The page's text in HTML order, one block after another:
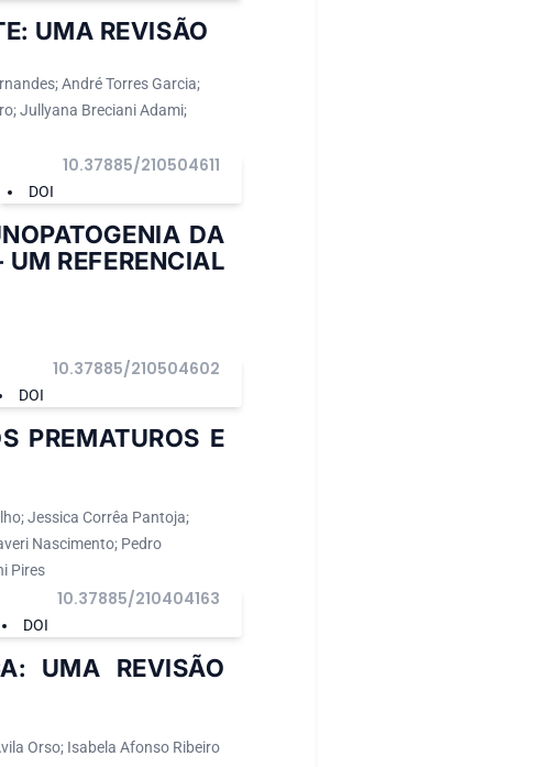
UMA REVISÃO
André Torres Garcia;
Jullyana Breciani Adami;
DOI
10.37885/210504611
DA
REFERENCIAL
DOI
10.37885/210504602
PREMATUROS E
Jessica Corrêa Pantoja;
Nascimento; Pedro
Pires
DOI
10.37885/210404163
UMA REVISÃO
Orso; Isabela Afonso Ribeiro